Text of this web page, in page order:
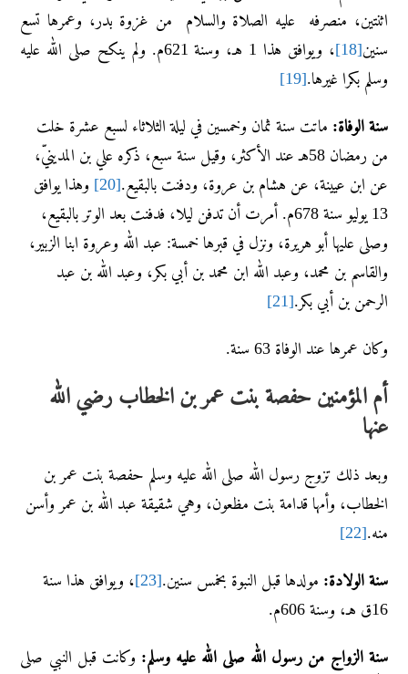
اثنتين، منصرفه عليه الصلاة والسلام من غزوة بدر، وعمرها تسع
سنين[18]
، ويوافق هذا 1 هـ، وسنة 621م. ولم ينكح صلى الله عليه
وسلم بكرا غيرها.[19]
سنة الوفاة: ماتت سنة ثمان وخمسين في ليلة الثلاثاء لسبع عشرة خلت
من رمضان 58هـ عند الأكثر، وقيل سنة سبع، ذكره علي بن المدينيّ،
عن ابن عيينة، عن هشام بن عروة، ودفنت بالبقيع.[20]
وهذا يوافق
13 يوليو سنة 678م. أمرت أن تدفن ليلا، فدفنت بعد الوتر بالبقيع،
وصلى عليها أبو هريرة، ونزل في قبرها خمسة: عبد الله وعروة ابنا الزبير،
والقاسم بن محمد، وعبد الله ابن محمد بن أبي بكر، وعبد الله بن عبد
الرحمن بن أبي بكر.[21]
وكان عمرها عند الوفاة 63 سنة.
أم المؤمنين حفصة بنت عمر بن الخطاب رضي الله
عنها
وبعد ذلك تزوج رسول الله صلى الله عليه وسلم حفصة بنت عمر بن
الخطاب، وأمها قدامة بنت مظعون، وهي شقيقة عبد الله بن عمر وأسن
منه.[22]
سنة الولادة: مولدها قبل النبوة بخمس سنين.[23]
، ويوافق هذا سنة
16ق هـ، وسنة 606م.
سنة الزواج من رسول الله صلى الله عليه وسلم: وكانت قبل النبي صلى